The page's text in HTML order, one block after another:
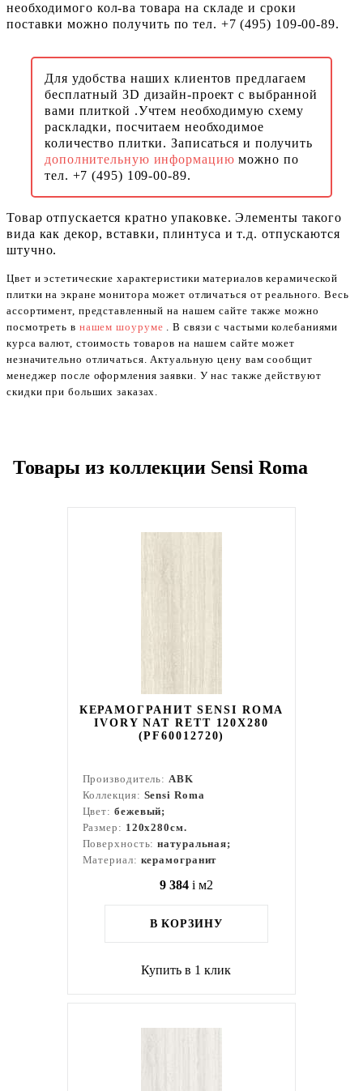
необходимого кол-ва товара на складе и сроки
поставки можно получить по тел. +7 (495) 109-00-89.
Для удобства наших клиентов предлагаем
бесплатный 3D дизайн-проект с выбранной
вами плиткой .Учтем необходимую схему
раскладки, посчитаем необходимое
количество плитки. Записаться и получить
дополнительную информациюможно по
тел. +7 (495) 109-00-89.
Товар отпускается кратно упаковке. Элементы такого
вида как декор, вставки, плинтуса и т.д. отпускаются
штучно.
Цвет и эстетические характеристики материалов керамической
плитки на экране монитора может отличаться от реального. Весь
ассортимент, представленный на нашем сайте также можно
посмотреть в нашем шоуруме . В связи с частыми колебаниями
курса валют, стоимость товаров на нашем сайте может
незначительно отличаться. Актуальную цену вам сообщит
менеджер после оформления заявки. У нас также действуют
скидки при больших заказах.
Товары из коллекции Sensi Roma
КЕРАМОГРАНИТ SENSI ROMA
IVORY NAT RETT 120X280
(PF60012720)
Производитель:ABK
Коллекция: Sensi Roma
Цвет: бежевый;
Размер: 120x280см.
Поверхность:натуральная;
Материал: керамогранит
9 384 i м2
В КОРЗИНУ
Купить в 1 клик